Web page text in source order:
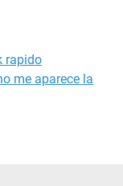
rapido
me aparece la